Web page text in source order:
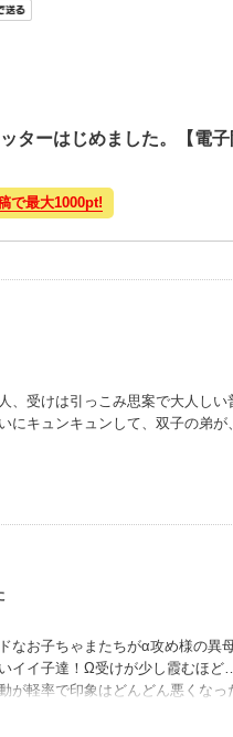
ターはじめました。【電
で最大1000pt!
、受けは引っこみ思案で大人し
にキュンキュンして、双子の弟
なお子ちゃまたちがα攻め様の異
イイ子達！Ω受けが少し霞むほ
軽率で印象はどんどん悪くなっ